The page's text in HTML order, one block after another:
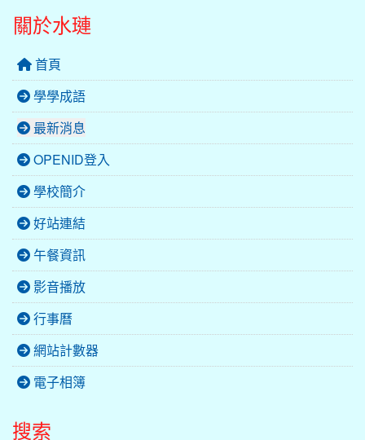
關於水璉
首頁
學學成語
最新消息
OPENID登入
學校簡介
好站連結
午餐資訊
影音播放
行事曆
網站計數器
電子相簿
搜索